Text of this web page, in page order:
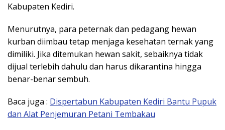
Kabupaten Kediri.
Menurutnya, para peternak dan pedagang hewan
kurban diimbau tetap menjaga kesehatan ternak yang
dimiliki. Jika ditemukan hewan sakit, sebaiknya tidak
dijual terlebih dahulu dan harus dikarantina hingga
benar-benar sembuh.
Baca juga : Dispertabun Kabupaten Kediri Bantu Pupuk
dan Alat Penjemuran Petani Tembakau